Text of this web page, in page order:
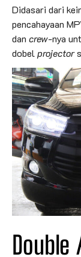
Didasari dari
pencahayaan
dan crew-nya
dobelprojector
Double